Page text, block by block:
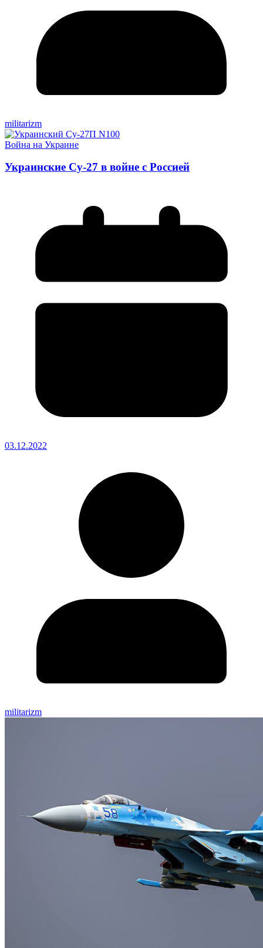
militarizm
Война на Украине
Украинские Су-27 в войне с Россией
03.12.2022
militarizm